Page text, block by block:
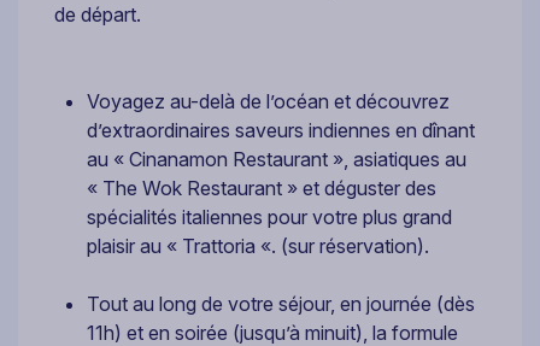
de départ.
Voyagez au-delà de l’océan et découvrez
d’extraordinaires saveurs indiennes en dînant
au « Cinanamon Restaurant », asiatiques au
« The Wok Restaurant » et déguster des
spécialités italiennes pour votre plus grand
plaisir au « Trattoria «. (sur réservation).
Tout au long de votre séjour, en journée (dès
11h) et en soirée (jusqu’à minuit), la formule